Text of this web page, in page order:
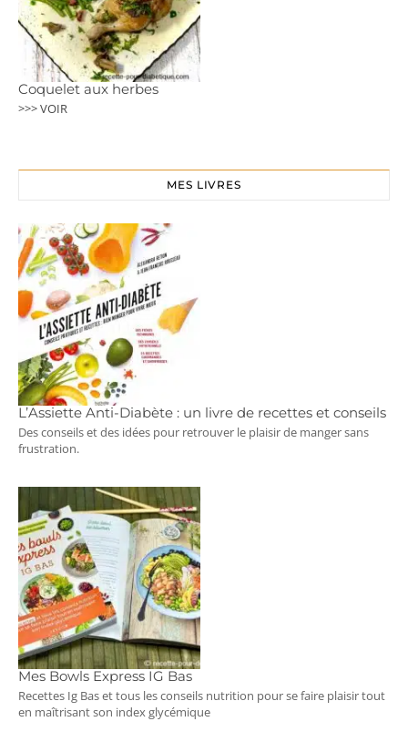
Coquelet aux herbes
>>> VOIR
MES LIVRES
L’Assiette Anti-Diabète : un livre de recettes et conseils
Des conseils et des idées pour retrouver le plaisir de manger sans
frustration.
Mes Bowls Express IG Bas
Recettes Ig Bas et tous les conseils nutrition pour se faire plaisir tout
en maîtrisant son index glycémique